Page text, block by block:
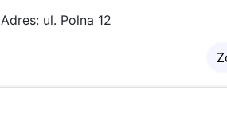
Adres: ul. Polna 12